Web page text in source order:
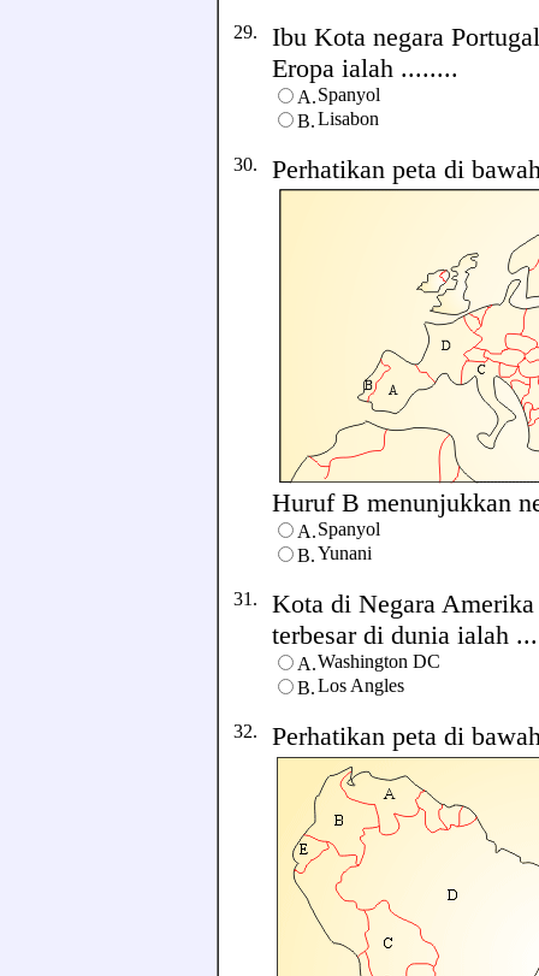
29. Ibu Kota negara
Eropa ialah ........
A.Spanyol
B.Lisabon
30. Perhatikan peta di
Huruf B menunjukkan
A.Spanyol
B.Yunani
31. Kota di Negara
terbesar di dunia ialah
A.Washington DC
B.Los Angles
32. Perhatikan peta di